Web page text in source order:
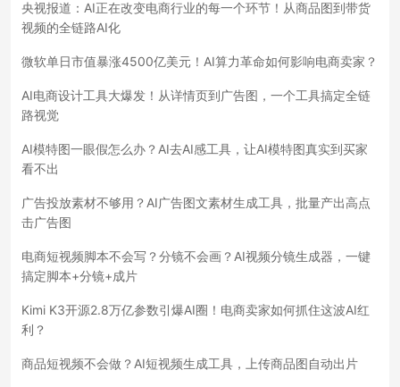
央视报道：AI正在改变电商行业的每一个环节！从商品图到带货
视频的全链路AI化
微软单日市值暴涨4500亿美元！AI算力革命如何影响电商卖家？
AI电商设计工具大爆发！从详情页到广告图，一个工具搞定全链
路视觉
AI模特图一眼假怎么办？AI去AI感工具，让AI模特图真实到买家
看不出
广告投放素材不够用？AI广告图文素材生成工具，批量产出高点
击广告图
电商短视频脚本不会写？分镜不会画？AI视频分镜生成器，一键
搞定脚本+分镜+成片
Kimi K3开源2.8万亿参数引爆AI圈！电商卖家如何抓住这波AI红
利？
商品短视频不会做？AI短视频生成工具，上传商品图自动出片